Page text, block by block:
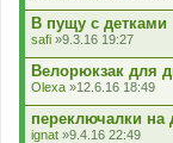
В пущу с детками
safi »9.3.16 19:27
Велорюкзак для
Olexa »12.6.16 18:49
переключалки на
ignat »9.4.16 22:49